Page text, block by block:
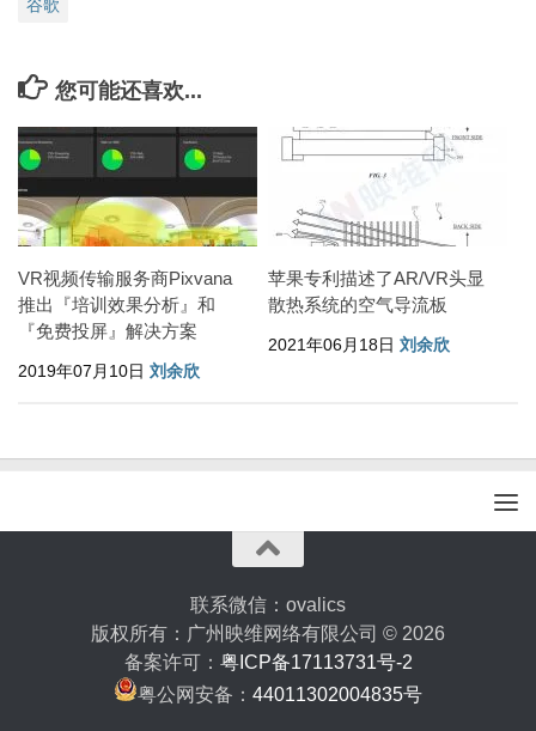
谷歌
您可能还喜欢...
VR视频传输服务商Pixvana
推出『培训效果分析』和
『免费投屏』解决方案
2019年07月10日 刘余欣
苹果专利描述了AR/VR头显
散热系统的空气导流板
2021年06月18日 刘余欣
联系微信：ovalics
版权所有：广州映维网络有限公司 © 2026
备案许可： 粤ICP备17113731号-2
粤公网安备： 44011302004835号